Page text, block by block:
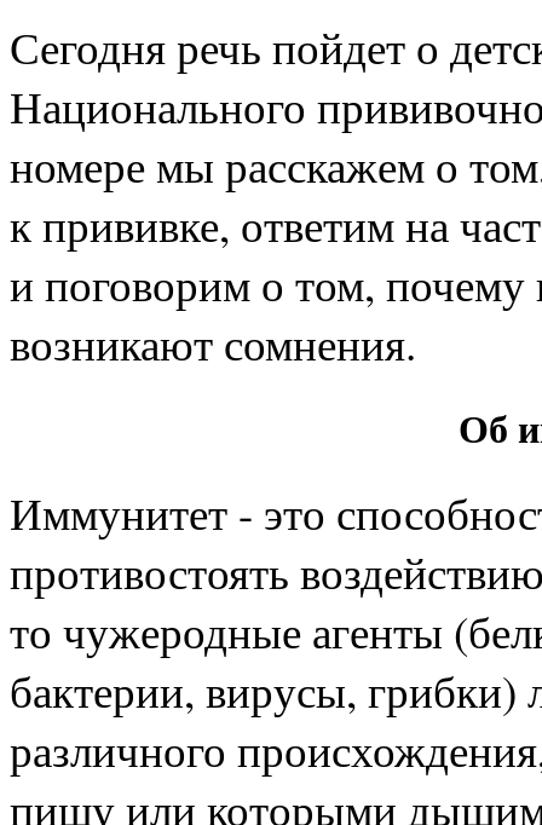
Сегодня речь пойдет о
Национального
номере мы расскажем о
к прививке, ответим на
и поговорим о том,
возникают сомнения.
Об
Иммунитет - это
противостоять
то чужеродные агенты
бактерии, вирусы,
различного
пищу или которыми